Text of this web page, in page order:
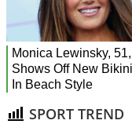
SPORT TREND